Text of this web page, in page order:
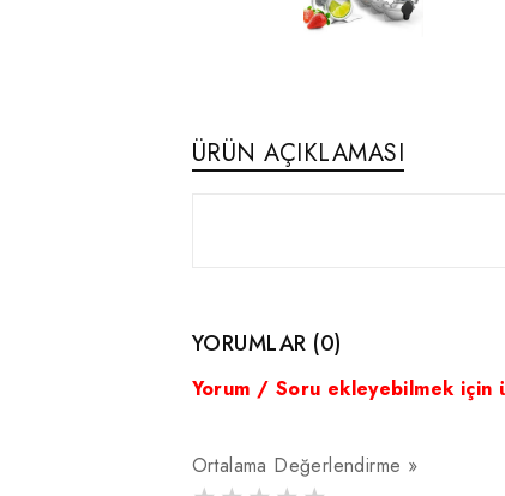
ÜRÜN AÇIKLAMASI
YORUMLAR (0)
Yorum / Soru ekleyebilmek için
Ortalama Değerlendirme »